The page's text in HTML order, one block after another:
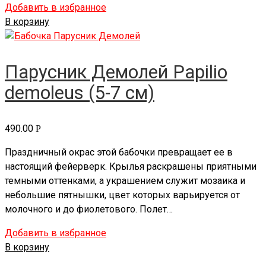
Добавить в избранное
В корзину
Парусник Демолей Papilio
demoleus (5-7 см)
490.00 Р
Праздничный окрас этой бабочки превращает ее в
настоящий фейерверк. Крылья раскрашены приятными
темными оттенками, а украшением служит мозаика и
небольшие пятнышки, цвет которых варьируется от
молочного и до фиолетового. Полет…
Добавить в избранное
В корзину